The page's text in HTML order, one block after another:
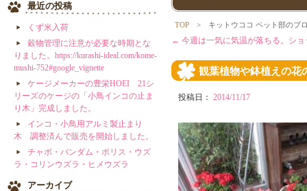
最近の投稿
くず米入荷
穀物管理に注意が必要な時期とな
りました。https://kurashi-ideal.com/kome-
mushi-752#google_vignette
ケージメーカーの豊栄HOEI 21シ
リーズのケージの「小鳥インコの止ま
り木」完成しました。
インコ・小鳥用アルミ製止まり
木 調整済んで販売を開始しました。
チャボ・バンダム・ポリス・ウズ
ラ・コリンウズラ・ヒメウズラ
アーカイブ
TOP > キットウココ ペット部のブ
← 今週は一気に気温が落ちる。シ
観葉植物や鉢植えの花
投稿日： 2014/11/17